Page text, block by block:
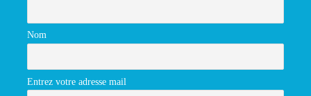
Nom
Entrez votre adresse mail